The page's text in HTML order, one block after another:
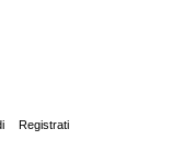
Registrati